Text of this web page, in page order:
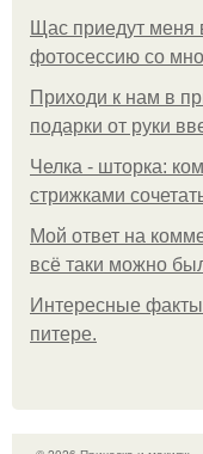
Щас приедут меня
фотосессию со
Приходи к нам в
подарки от руки
Челка - шторка:
стрижками
Мой ответ на
всё таки можно
Интересные факты
питере.